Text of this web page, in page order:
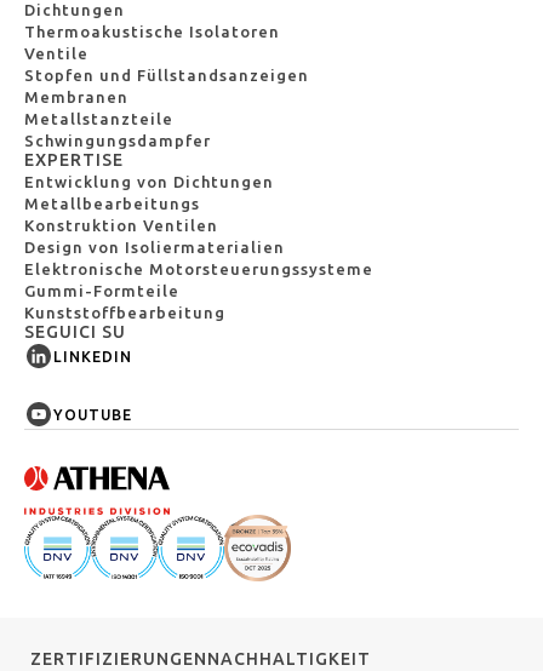
Dichtungen
Thermoakustische Isolatoren
Ventile
Stopfen und Füllstandsanzeigen
Membranen
Metallstanzteile
Schwingungsdampfer
EXPERTISE
Entwicklung von Dichtungen
Metallbearbeitungs
Konstruktion Ventilen
Design von Isoliermaterialien
Elektronische Motorsteuerungssysteme
Gummi-Formteile
Kunststoffbearbeitung
SEGUICI SU
LINKEDIN
YOUTUBE
ZERTIFIZIERUNGENNACHHALTIGKEIT